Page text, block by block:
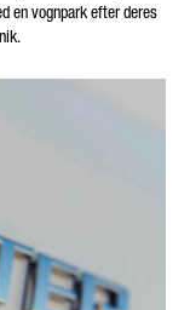
en vognpark efter deres